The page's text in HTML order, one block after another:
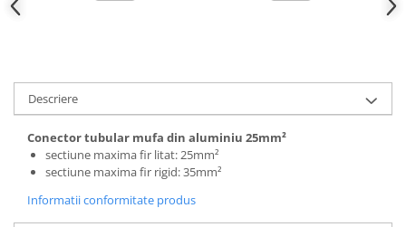
Trasee electrice
Canal cablu metalic din sarma
Tuburi rigide din plastic PVC
bergman
Prize si fise electrice
Descriere
Conector tubular mufa din aluminiu 25mm²
sectiune maxima fir litat: 25mm²
sectiune maxima fir rigid: 35mm²
Informatii conformitate produs